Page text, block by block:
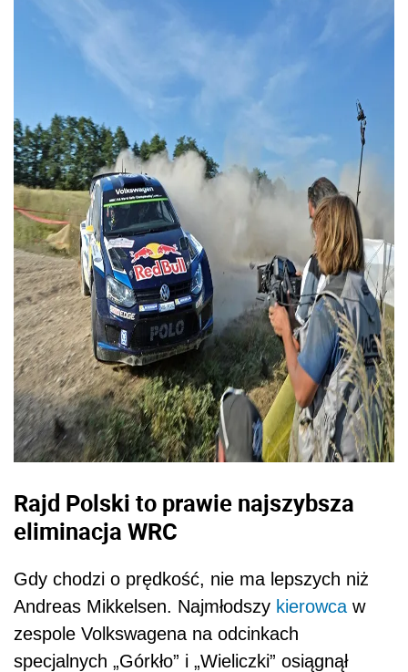
Rajd Polski to prawie najszybsza
eliminacja WRC
Gdy chodzi o prędkość, nie ma lepszych niż
Andreas Mikkelsen. Najmłodszy kierowca w
zespole Volkswagena na odcinkach
specjalnych „Górkło” i „Wieliczki” osiągnął